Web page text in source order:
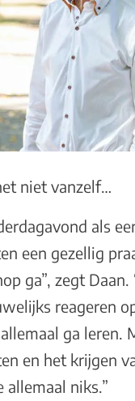
niet vanzelf…
als
een gezellig
ga”, zegt
reageren
ga leren.
en het krijgen
allemaal niks.”